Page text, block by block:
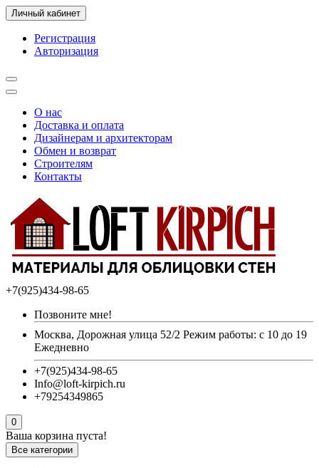
Личный кабинет
Регистрация
Авторизация
О нас
Доставка и оплата
Дизайнерам и архитекторам
Обмен и возврат
Строителям
Контакты
+7(925)434-98-65
Позвоните мне!
Москва, Дорожная улица 52/2 Режим работы: с 10 до 19
Ежедневно
+7(925)434-98-65
Info@loft-kirpich.ru
+79254349865
0
Ваша корзина пуста!
Все категории